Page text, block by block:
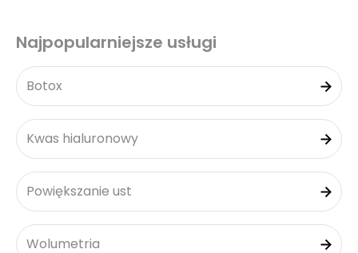
Najpopularniejsze usługi
Botox
Kwas hialuronowy
Powiększanie ust
Wolumetria